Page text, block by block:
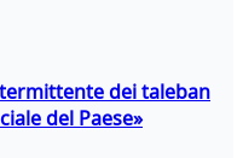
dei taleban
del Paese»